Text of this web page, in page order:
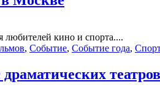
любителей кино и спорта....
, Событие, Событие года, Спорт